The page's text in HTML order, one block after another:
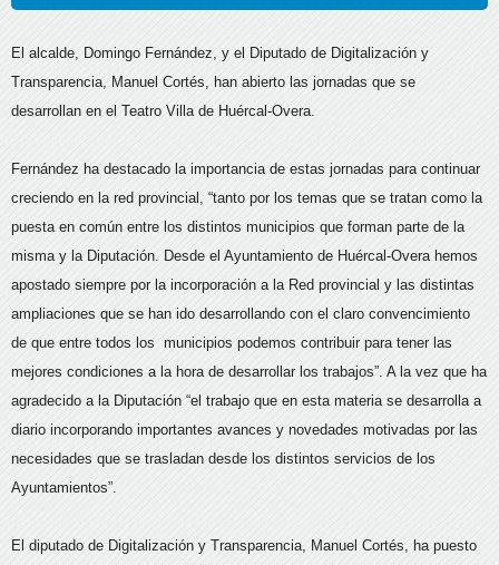
El alcalde, Domingo Fernández, y el Diputado de Digitalización y
Transparencia, Manuel Cortés, han abierto las jornadas que se
desarrollan en el Teatro Villa de Huércal-Overa.
Fernández ha destacado la importancia de estas jornadas para continuar
creciendo en la red provincial, “tanto por los temas que se tratan como la
puesta en común entre los distintos municipios que forman parte de la
misma y la Diputación. Desde el Ayuntamiento de Huércal-Overa hemos
apostado siempre por la incorporación a la Red provincial y las distintas
ampliaciones que se han ido desarrollando con el claro convencimiento
de que entre todos los municipios podemos contribuir para tener las
mejores condiciones a la hora de desarrollar los trabajos”. A la vez que ha
agradecido a la Diputación “el trabajo que en esta materia se desarrolla a
diario incorporando importantes avances y novedades motivadas por las
necesidades que se trasladan desde los distintos servicios de los
Ayuntamientos”.
El diputado de Digitalización y Transparencia, Manuel Cortés, ha puesto